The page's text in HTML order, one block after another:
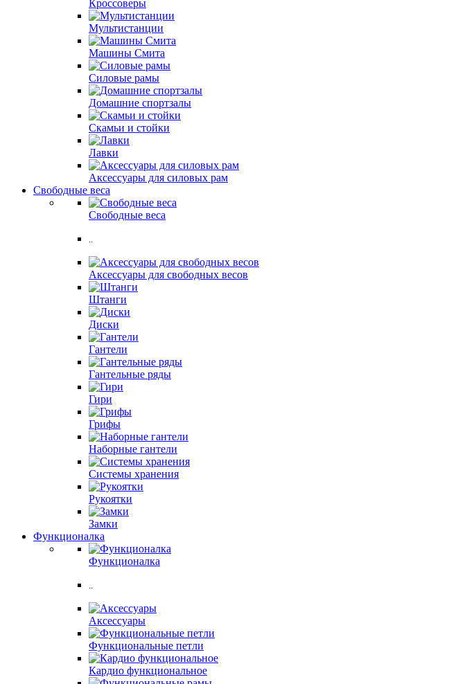
Кроссоверы
Мультистанции
Машины Смита
Силовые рамы
Домашние спортзалы
Скамьи и стойки
Лавки
Аксессуары для силовых рам
Свободные веса
Свободные веса
..
Аксессуары для свободных весов
Штанги
Диски
Гантели
Гантельные ряды
Гири
Грифы
Наборные гантели
Системы хранения
Рукоятки
Замки
Функционалка
Функционалка
..
Аксессуары
Функциональные петли
Кардио функциональное